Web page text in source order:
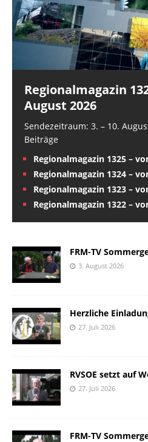
Regionalmagazin
August 2026
Sendezeitraum: 3. – 10.
Beiträge
Regionalmagazin 1325 –
Regionalmagazin 1324 –
Regionalmagazin 1323 –
Regionalmagazin 1322 –
FRM-TV
3. August 2026
Herzliche
27. Juli 2026
RVSOE setzt auf
27. Juli 2026
FRM-TV